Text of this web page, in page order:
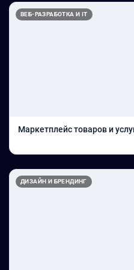
ВЕБ-РАЗРАБОТКА И IT
Маркетплейс товаров и
ДИЗАЙН И БРЕНДИНГ